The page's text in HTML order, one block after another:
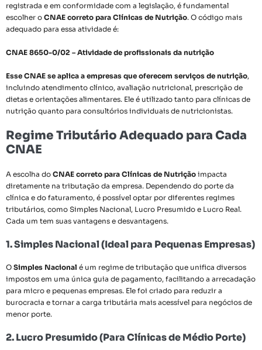
registrada e em conformidade com a legislação, é fundamental
escolher o CNAE correto para Clínicas de Nutrição. O código mais
adequado para essa atividade é:
CNAE 8650-0/02 – Atividade de profissionais da nutrição
Esse CNAE se aplica a empresas que oferecem serviços de nutrição,
incluindo atendimento clínico, avaliação nutricional, prescrição de
dietas e orientações alimentares. Ele é utilizado tanto para clínicas de
nutrição quanto para consultórios individuais de nutricionistas.
Regime Tributário Adequado para Cada
CNAE
A escolha do CNAE correto para Clínicas de Nutrição impacta
diretamente na tributação da empresa. Dependendo do porte da
clínica e do faturamento, é possível optar por diferentes regimes
tributários, como Simples Nacional, Lucro Presumido e Lucro Real.
Cada um tem suas vantagens e desvantagens.
1. Simples Nacional (Ideal para Pequenas Empresas)
O Simples Nacional é um regime de tributação que unifica diversos
impostos em uma única guia de pagamento, facilitando a arrecadação
para micro e pequenas empresas. Ele foi criado para reduzir a
burocracia e tornar a carga tributária mais acessível para negócios de
menor porte.
2. Lucro Presumido (Para Clínicas de Médio Porte)